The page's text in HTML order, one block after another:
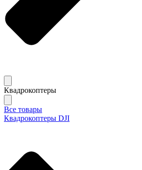
Квадрокоптеры
Все товары
Квадрокоптеры DJI